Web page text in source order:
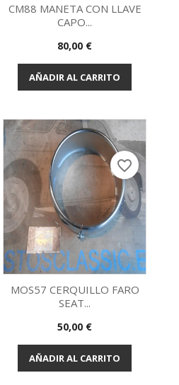
Vista rápida
CM88 MANETA CON LLAVE
CAPO...
Precio
80,00 €
AÑADIR AL CARRITO
Vista rápida
MOS57 CERQUILLO FARO
SEAT...
Precio
50,00 €
AÑADIR AL CARRITO
favorite_border